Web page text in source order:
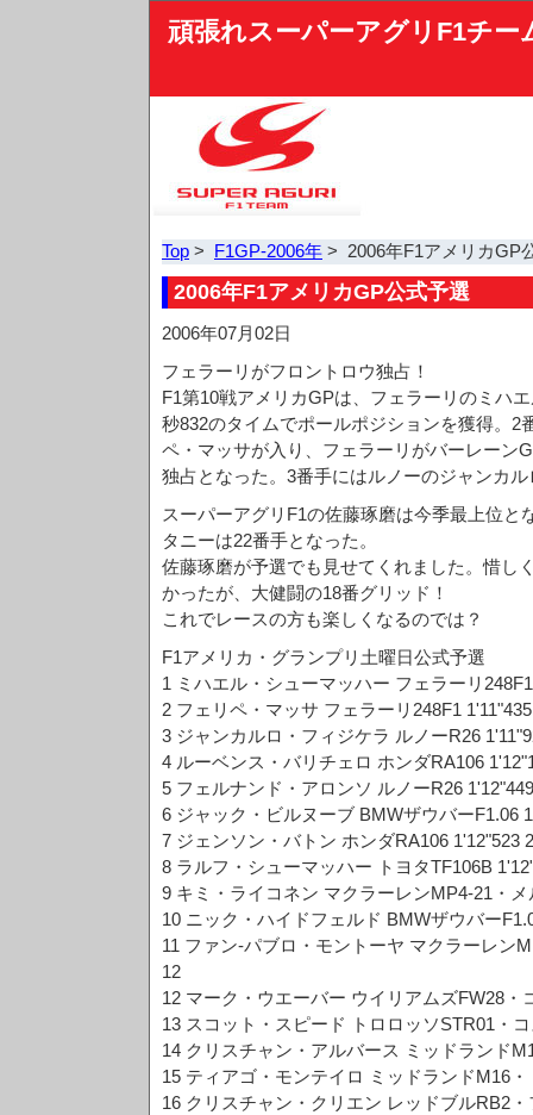
頑張れスーパーアグリF1チー
Top > F1GP-2006年 > 2006年F1アメリカGP
2006年F1アメリカGP公式予選
2006年07月02日
フェラーリがフロントロウ独占！
F1第10戦アメリカGPは、フェラーリのミハ
秒832のタイムでポールポジションを獲得。2
ペ・マッサが入り、フェラーリがバーレーン
独占となった。3番手にはルノーのジャンカ
スーパーアグリF1の佐藤琢磨は今季最上位と
タニーは22番手となった。
佐藤琢磨が予選でも見せてくれました。惜し
かったが、大健闘の18番グリッド！
これでレースの方も楽しくなるのでは？
F1アメリカ・グランプリ土曜日公式予選
1 ミハエル・シューマッハー フェラーリ
2 フェリペ・マッサ フェラーリ248F1
3 ジャンカルロ・フィジケラ ルノーR26
4 ルーベンス・バリチェロ ホンダRA106
5 フェルナンド・アロンソ ルノーR26
6 ジャック・ビルヌーブ BMWザウバーF1.06
7 ジェンソン・バトン ホンダRA106 1'12"523
8 ラルフ・シューマッハー トヨタTF106B
9 キミ・ライコネン マクラーレンMP4-21・
10 ニック・ハイドフェルド BMWザウバー
11 ファン-パブロ・モントーヤ マクラーレン
12
12 マーク・ウエーバー ウイリアムズFW28・
13 スコット・スピード トロロッソSTR01・
14 クリスチャン・アルバース ミッドランド
15 ティアゴ・モンテイロ ミッドランドM16・
16 クリスチャン・クリエン レッドブルRB2